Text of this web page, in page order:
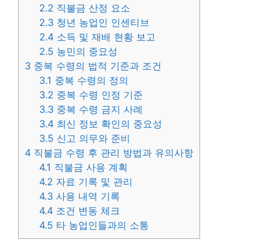
2.2 직불금 산정 요소
2.3 청년 농업인 인센티브
2.4 소득 및 재배 현황 보고
2.5 농민의 중요성
3 중복 수령의 법적 기준과 조건
3.1 중복 수령의 정의
3.2 중복 수령 인정 기준
3.3 중복 수령 금지 사례
3.4 최신 정보 확인의 중요성
3.5 신고 의무와 준비
4 직불금 수령 후 관리 방법과 유의사항
4.1 직불금 사용 계획
4.2 자료 기록 및 관리
4.3 사용 내역 기록
4.4 조건 변동 체크
4.5 타 농업인들과의 소통